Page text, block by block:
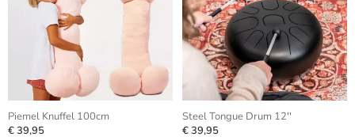
Piemel Knuffel 100cm
€ 39,95
Steel Tongue Drum 12''
€ 39,95